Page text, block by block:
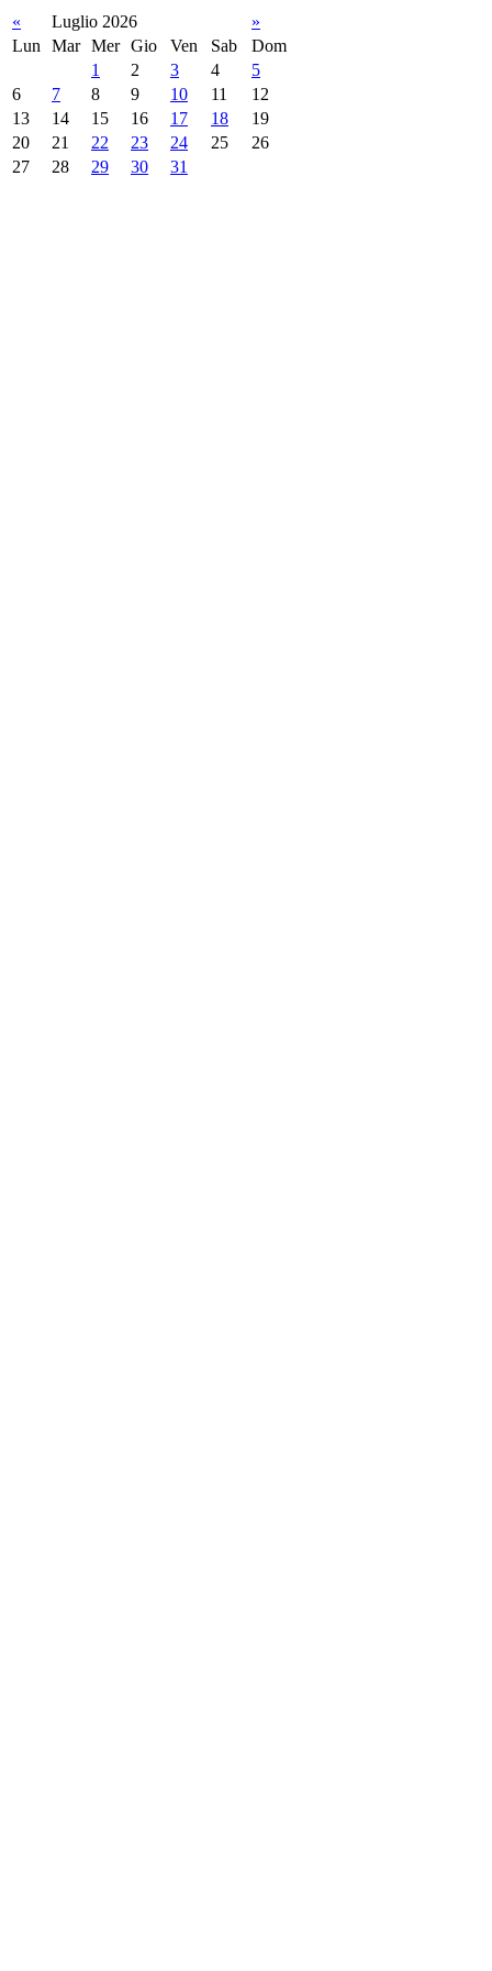
« Luglio 2026
»
Lun
Mar Mer Gio Ven Sab
Dom
1
2 3 4
5
6
7 8 9 10 11
12
13
14 15 16 17 18
19
20
21 22 23 24 25
26
27
28 29 30 31